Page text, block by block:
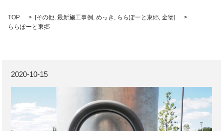
TOP [その他,最新施工事例 ,めっき , ららぽーと東郷,金物]
ららぽーと東郷
2020-10-15